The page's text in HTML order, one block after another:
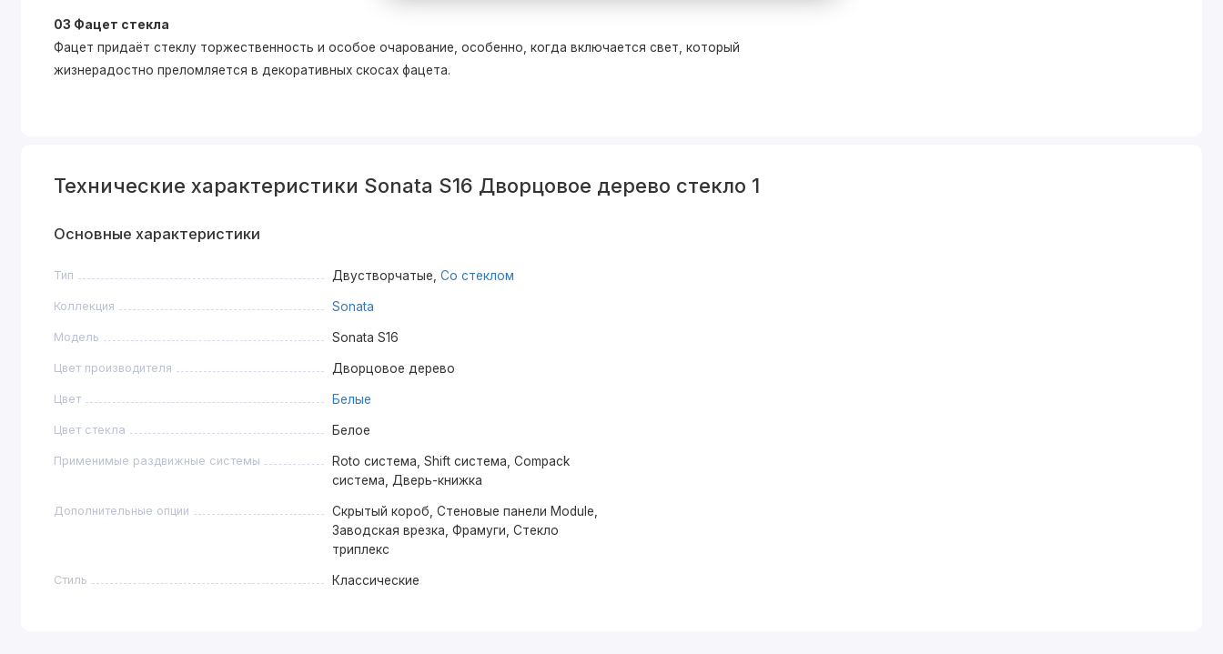
03 Фацет стекла
Фацет придаёт стеклу торжественность и особое очарование, особенно, когда включается свет, который
жизнерадостно преломляется в декоративных скосах фацета.
Технические характеристики Sonata S16 Дворцовое дерево стекло 1
Основные характеристики
Тип Двустворчатые, Со стеклом
Коллекция Sonata
Модель Sonata S16
Цвет производителя Дворцовое дерево
Цвет Белые
Цвет стекла Белое
Применимые раздвижные системы
Roto система, Shift система, Compack
система, Дверь-книжка
Дополнительные опции
Скрытый короб, Стеновые панели Module,
Заводская врезка, Фрамуги, Стекло
триплекс
Стиль Классические